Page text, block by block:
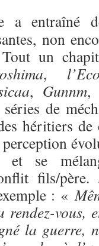
a entraîné
non
Tout un
,
, Gunnm,
de
héritiers de
et se
fils/père.
: «
rendez-vous,
la guerre,